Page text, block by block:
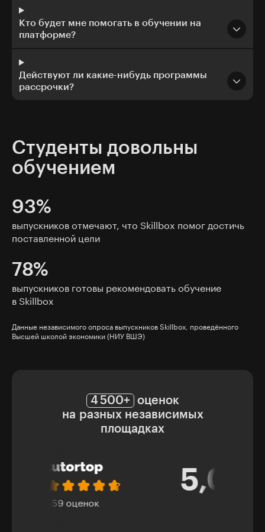
Кто будет мне помогать в обучении на
платформе?
Действуют ли какие-нибудь программы
рассрочки?
Студенты довольны
обучением
93%
выпускников отмечают, что Skillbox помог достичь
поставленной цели
78%
выпускников готовы рекомендовать обучение
в Skillbox
Данные независимого опроса выпускников Skillbox, проведённого
Высшей школой экономики (НИУ ВШЭ)
4 500+ оценок
на разных независимых
площадках
5,0